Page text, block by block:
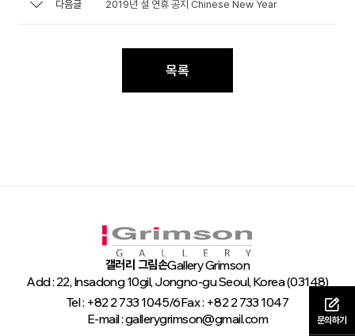
문의하기
다음글 2019년 설 연휴 공지 Chinese New Year
목록
갤러리 그림손Gallery Grimson
Add : 22, Insadong 10gil, Jongno-gu Seoul, Korea (03148)
Tel : +82 2 733 1045/6Fax : +82 2 733 1047
E-mail : gallerygrimson@gmail.com